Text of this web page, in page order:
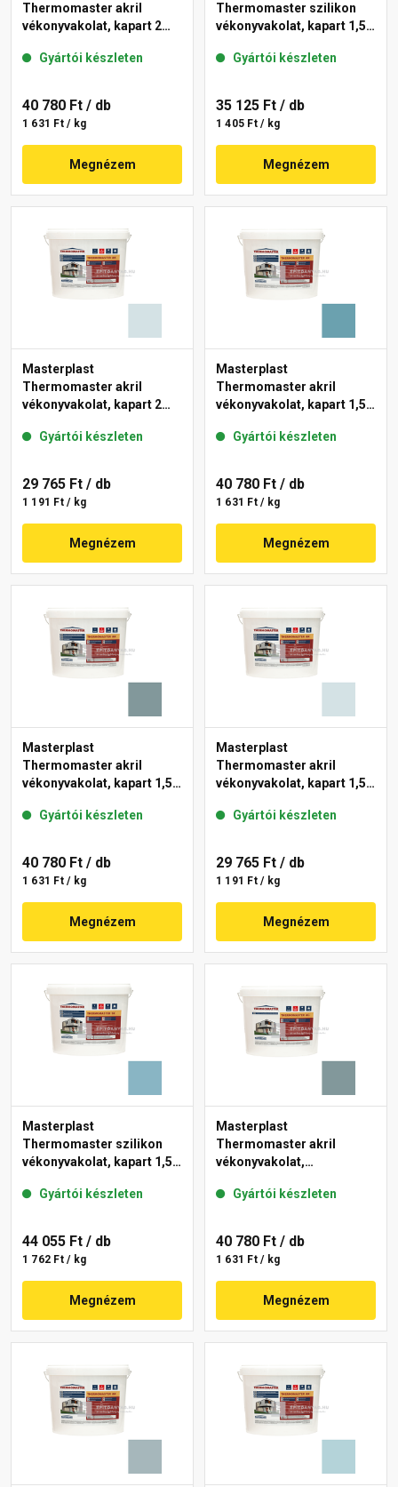
Thermomaster akril
vékonyvakolat, kapart 2
Gyártói készleten
40 780 Ft / db
1 631 Ft / kg
Megnézem
Thermomaster szilikon
vékonyvakolat, kapart 1,5
Gyártói készleten
35 125 Ft / db
1 405 Ft / kg
Megnézem
Masterplast
Thermomaster akril
vékonyvakolat, kapart 2
Gyártói készleten
29 765 Ft / db
1 191 Ft / kg
Megnézem
Masterplast
Thermomaster akril
vékonyvakolat, kapart 1,5
Gyártói készleten
40 780 Ft / db
1 631 Ft / kg
Megnézem
Masterplast
Thermomaster akril
vékonyvakolat, kapart 1,5
Gyártói készleten
40 780 Ft / db
1 631 Ft / kg
Megnézem
Masterplast
Thermomaster akril
vékonyvakolat, kapart 1,5
Gyártói készleten
29 765 Ft / db
1 191 Ft / kg
Megnézem
Masterplast
Thermomaster szilikon
vékonyvakolat, kapart 1,5
Gyártói készleten
44 055 Ft / db
1 762 Ft / kg
Megnézem
Masterplast
Thermomaster akril
vékonyvakolat,
39-C 25 kg
Gyártói készleten
40 780 Ft / db
1 631 Ft / kg
Megnézem